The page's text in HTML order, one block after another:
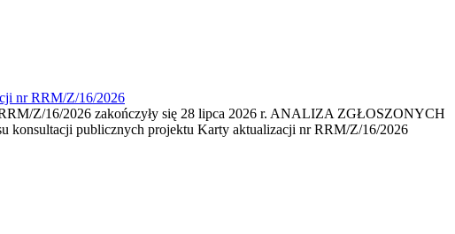
nr RRM/Z/16/2026
Z/16/2026 zakończyły się 28 lipca 2026 r. ANALIZA ZGŁOSZONYCH
konsultacji publicznych projektu Karty aktualizacji nr RRM/Z/16/2026